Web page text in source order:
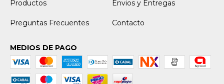
Productos Envios y Entregas
Preguntas Frecuentes Contacto
MEDIOS DE PAGO